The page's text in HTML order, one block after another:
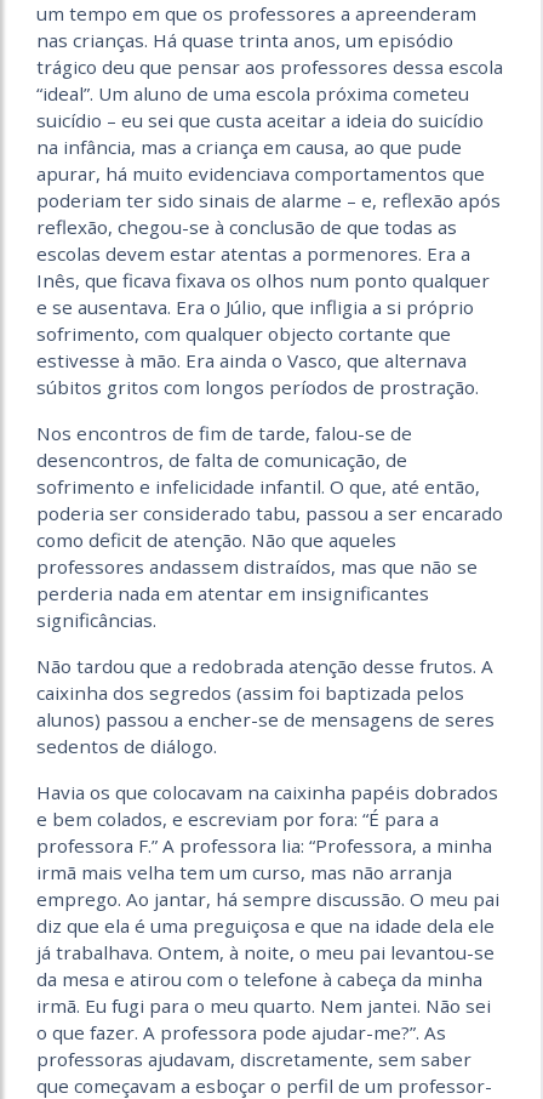
um tempo em que os professores a apreenderam
nas crianças. Há quase trinta anos, um episódio
trágico deu que pensar aos professores dessa escola
“ideal”. Um aluno de uma escola próxima cometeu
suicídio – eu sei que custa aceitar a ideia do suicídio
na infância, mas a criança em causa, ao que pude
apurar, há muito evidenciava comportamentos que
poderiam ter sido sinais de alarme – e, reflexão após
reflexão, chegou-se à conclusão de que todas as
escolas devem estar atentas a pormenores. Era a
Inês, que ficava fixava os olhos num ponto qualquer
e se ausentava. Era o Júlio, que infligia a si próprio
sofrimento, com qualquer objecto cortante que
estivesse à mão. Era ainda o Vasco, que alternava
súbitos gritos com longos períodos de prostração.
Nos encontros de fim de tarde, falou-se de
desencontros, de falta de comunicação, de
sofrimento e infelicidade infantil. O que, até então,
poderia ser considerado tabu, passou a ser encarado
como deficit de atenção. Não que aqueles
professores andassem distraídos, mas que não se
perderia nada em atentar em insignificantes
significâncias.
Não tardou que a redobrada atenção desse frutos. A
caixinha dos segredos (assim foi baptizada pelos
alunos) passou a encher-se de mensagens de seres
sedentos de diálogo.
Havia os que colocavam na caixinha papéis dobrados
e bem colados, e escreviam por fora: “É para a
professora F.” A professora lia: “Professora, a minha
irmã mais velha tem um curso, mas não arranja
emprego. Ao jantar, há sempre discussão. O meu pai
diz que ela é uma preguiçosa e que na idade dela ele
já trabalhava. Ontem, à noite, o meu pai levantou-se
da mesa e atirou com o telefone à cabeça da minha
irmã. Eu fugi para o meu quarto. Nem jantei. Não sei
o que fazer. A professora pode ajudar-me?”. As
professoras ajudavam, discretamente, sem saber
que começavam a esboçar o perfil de um professor-